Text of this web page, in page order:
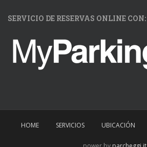
SERVICIO DE RESERVAS ONLINE CON:
HOME SERVICIOS UBICACIÓN